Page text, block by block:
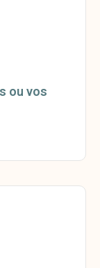
ou vos